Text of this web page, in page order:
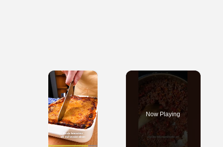
×
Now Playing